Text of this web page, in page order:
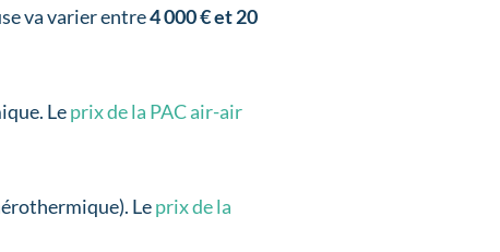
va varier entre4 000 € et 20
Leprix de la PAC air-air
Leprix de la